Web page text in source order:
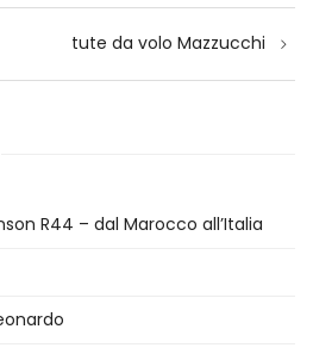
tute da volo Mazzucchi
R44 – dal Marocco all’Italia